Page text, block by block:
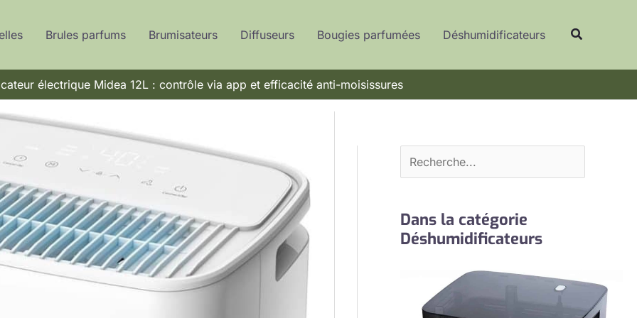
Brules parfums Brumisateurs Diffuseurs Bougies parfumées Déshumidificateurs
électrique Midea 12L : contrôle via app et efficacité anti-moisissures
e
h
e
c
r
Dans la catégorie
Déshumidificateurs